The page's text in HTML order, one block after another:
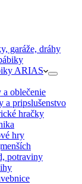
garáže, dráhy
ARIAS
oblečenie
a pripslušenstvo
hračky
hry
potraviny